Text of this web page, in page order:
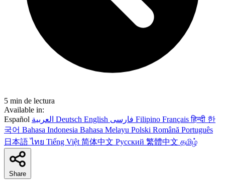
5 min de lectura
Available in:
Español
Deutsch English Filipino Françaisहिन्दी 한
국어 Bahasa Indonesia Bahasa Melayu Polski Română Português
日本語ไทย Tiếng Việt 简体中文 Русский 繁體中文 தமிழ்
Share